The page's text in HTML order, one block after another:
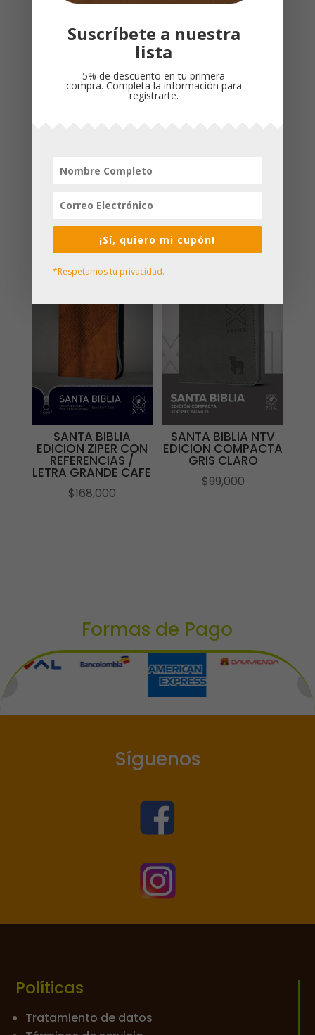
Grande/Cierre
SANTA BIBLIA
EDICION ZIPER CON
REFERENCIAS /
LETRA GRANDE CAFE
$168,000
SANTA BIBLIA NTV
EDICION COMPACTA
GRIS CLARO
$99,000
Formas de Pago
Síguenos


Políticas
Tratamiento de datos
Suscríbete a nuestra
lista
5% de descuento en tu primera
compra. Completa la información para
registrarte.
¡Sí, quiero mi cupón!
*Respetamos tu privacidad.